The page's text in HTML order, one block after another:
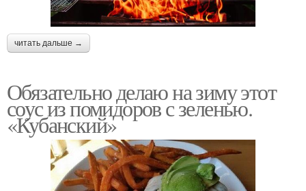
читать дальше →
Обязательно делаю на зиму этот
соус из помидоров с зеленью.
«Кубанский»